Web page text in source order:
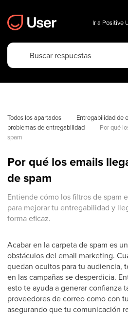
Ir a Positive
Todos los apartados Entregabilidad de
problemas de entregabilidad
Por qué
spam
Por qué los emails
de spam
Entiende cómo los filtros de spam
para mejorar tu entregabilidad y
forma eficaz.
Acabar en la carpeta de spam es
obstáculos del email marketing.
quedan ocultos para tu audiencia,
en las campañas se desperdicia.
esto te ayuda a generar confianza
proveedores de correo como con
asegurando que tu comunicación